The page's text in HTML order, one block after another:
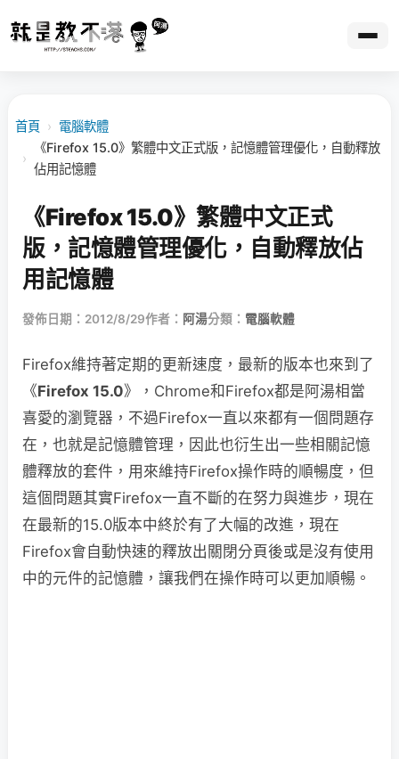
首頁 › 電腦軟體
›
《Firefox 15.0》繁體中文正式版，記憶體管理優化，自動釋放
佔用記憶體
《Firefox 15.0》繁體中文正式
版，記憶體管理優化，自動釋放佔
用記憶體
發佈日期：2012/8/29作者： 阿湯分類： 電腦軟體
Firefox維持著定期的更新速度，最新的版本也來到了
《Firefox 15.0》，Chrome和Firefox都是阿湯相當
喜愛的瀏覽器，不過Firefox一直以來都有一個問題存
在，也就是記憶體管理，因此也衍生出一些相關記憶
體釋放的套件，用來維持Firefox操作時的順暢度，但
這個問題其實Firefox一直不斷的在努力與進步，現在
在最新的15.0版本中終於有了大幅的改進，現在
Firefox會自動快速的釋放出關閉分頁後或是沒有使用
中的元件的記憶體，讓我們在操作時可以更加順暢。